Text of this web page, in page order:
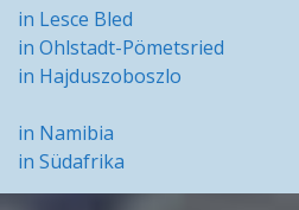
in Lesce Bled
in Ohlstadt-Pömetsried
in Hajduszoboszlo
in Namibia
in Südafrika